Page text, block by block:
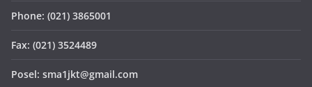
Phone: (021) 3865001
Fax: (021) 3524489
Posel: sma1jkt@gmail.com